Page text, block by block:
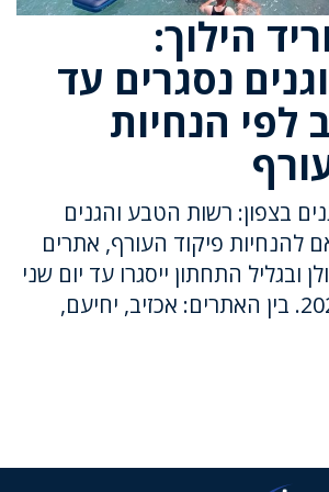
הילוך:
נסגרים עד
לפי הנחיות
בצפון: רשות הטבע והגנים
להנחיות פיקוד העורף, אתרים
ובגליל התחתון ייסגרו עד יום שני
בערב, 1 ביוני 2026. בין האתרים: אכזיב, יחיעם,